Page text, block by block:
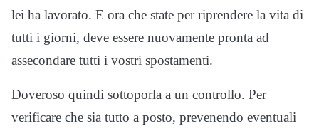
lei ha lavorato. E ora che state per riprendere la vita di
tutti i giorni, deve essere nuovamente pronta ad
assecondare tutti i vostri spostamenti.
Doveroso quindi sottoporla a un controllo. Per
verificare che sia tutto a posto, prevenendo eventuali